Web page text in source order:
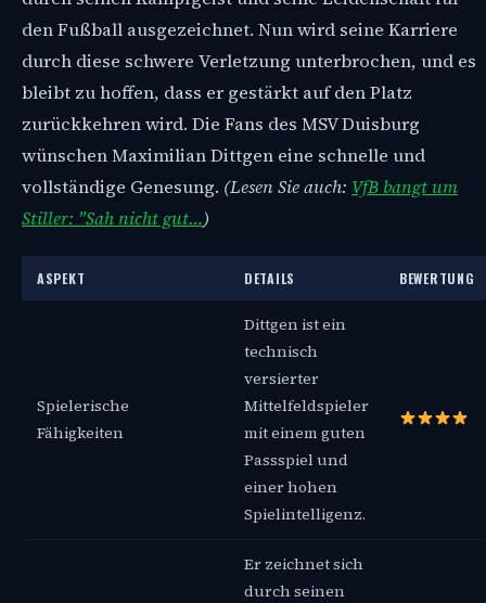
den Fußball ausgezeichnet. Nun wird seine Karriere
durch diese schwere Verletzung unterbrochen, und es
bleibt zu hoffen, dass er gestärkt auf den Platz
zurückkehren wird. Die Fans des MSV Duisburg
wünschen Maximilian Dittgen eine schnelle und
vollständige Genesung. (Lesen Sie auch: VfB bangt um
Stiller: "Sah nicht gut…)
ASPEKT DETAILS BEWERTUNG
Spielerische
Fähigkeiten
Dittgen ist ein
technisch
versierter
Mittelfeldspieler
mit einem guten
Passspiel und
einer hohen
Spielintelligenz.
Er zeichnet sich
durch seinen